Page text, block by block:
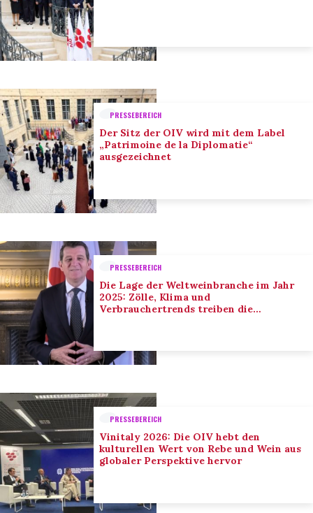
PRESSEBEREICH
Der Sitz der OIV wird mit dem Label
„Patrimoine de la Diplomatie“
ausgezeichnet
PRESSEBEREICH
Die Lage der Weltweinbranche im Jahr
2025: Zölle, Klima und
Verbrauchertrends treiben die
PRESSEBEREICH
Vinitaly 2026: Die OIV hebt den
kulturellen Wert von Rebe und Wein aus
globaler Perspektive hervor